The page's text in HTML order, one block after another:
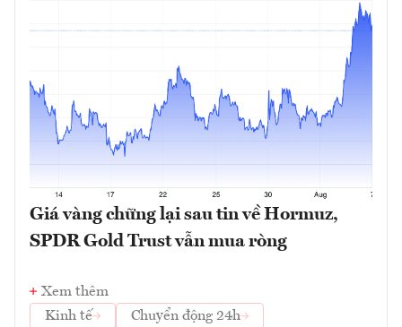
Giá vàng chững lại sau tin về Hormuz,
SPDR Gold Trust vẫn mua ròng
Xem thêm
Kinh tế
Chuyển động 24h